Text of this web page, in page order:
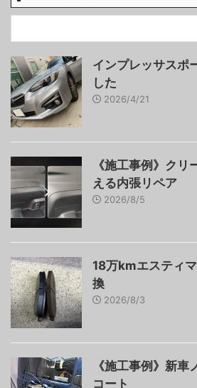
インプレッサスポ
した
2026/4/21
《施工事例》クリ
える内張リペア
2026/8/5
18万kmエスティ
換
2026/8/3
《施工事例》新
コート